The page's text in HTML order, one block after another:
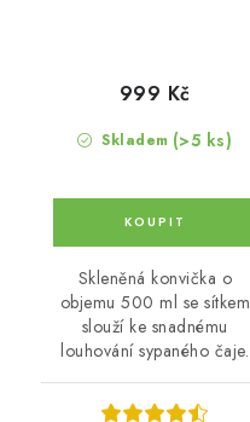
Skladem (>5 ks)
999 Kč
Skleněná konvička o
objemu 500 ml se sítkem
slouží ke snadnému
louhování sypaného čaje.